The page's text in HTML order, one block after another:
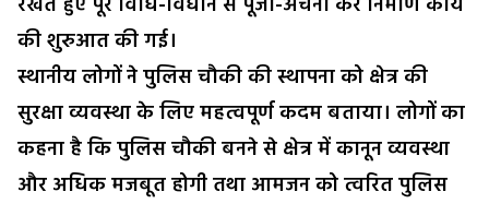
की शुरुआत की गई।
स्थानीय लोगों ने पुलिस चौकी की स्थापना को क्षेत्र की
सुरक्षा व्यवस्था के लिए महत्वपूर्ण कदम बताया। लोगों का
कहना है कि पुलिस चौकी बनने से क्षेत्र में कानून व्यवस्था
और अधिक मजबूत होगी तथा आमजन को त्वरित पुलिस